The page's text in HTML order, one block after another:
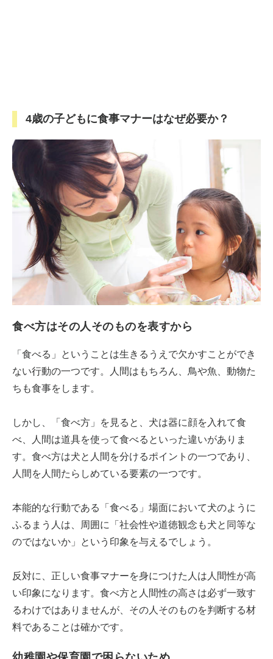
4歳の子どもに食事マナーはなぜ必要か？
食べ方はその人そのものを表すから
「食べる」ということは生きるうえで欠かすことができ
ない行動の一つです。人間はもちろん、鳥や魚、動物た
ちも食事をします。
しかし、「食べ方」を見ると、犬は器に顔を入れて食
べ、人間は道具を使って食べるといった違いがありま
す。食べ方は犬と人間を分けるポイントの一つであり、
人間を人間たらしめている要素の一つです。
本能的な行動である「食べる」場面において犬のように
ふるまう人は、周囲に「社会性や道徳観念も犬と同等な
のではないか」という印象を与えるでしょう。
反対に、正しい食事マナーを身につけた人は人間性が高
い印象になります。食べ方と人間性の高さは必ず一致す
るわけではありませんが、その人そのものを判断する材
料であることは確かです。